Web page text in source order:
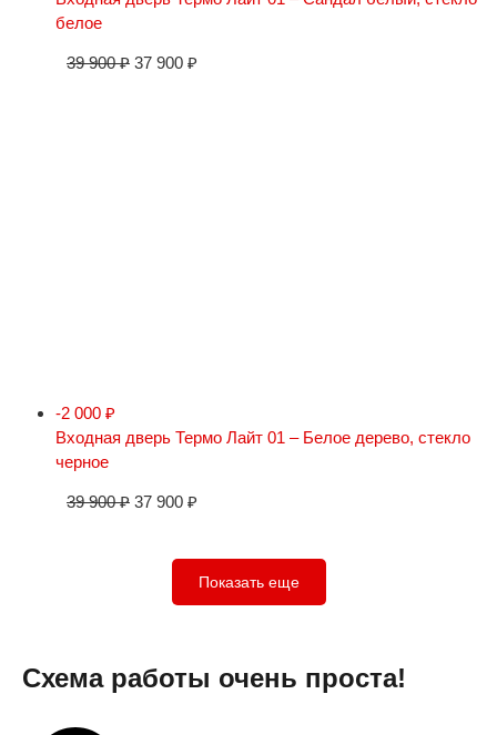
белое
39 900₽ 37 900 ₽
-2 000 ₽
Входная дверь Термо Лайт 01 – Белое дерево, стекло
черное
39 900₽ 37 900 ₽
Показать еще
Схема работы очень проста!